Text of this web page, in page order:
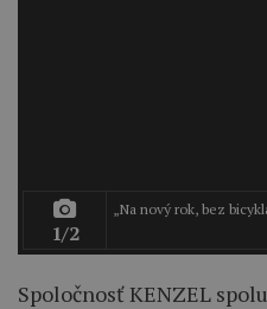
1/2
„Na nový rok, bez
Spoločnosť KENZEL